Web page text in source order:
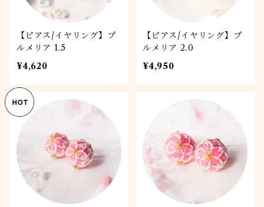
【ピアス/イヤリング】プ
ルメリア 1.5
¥4,620
【ピアス/イヤリング】プ
ルメリア 2.0
¥4,950